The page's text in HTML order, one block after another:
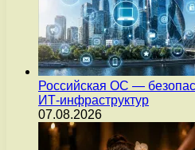
Российская ОС —
ИТ-инфраструктур
07.08.2026